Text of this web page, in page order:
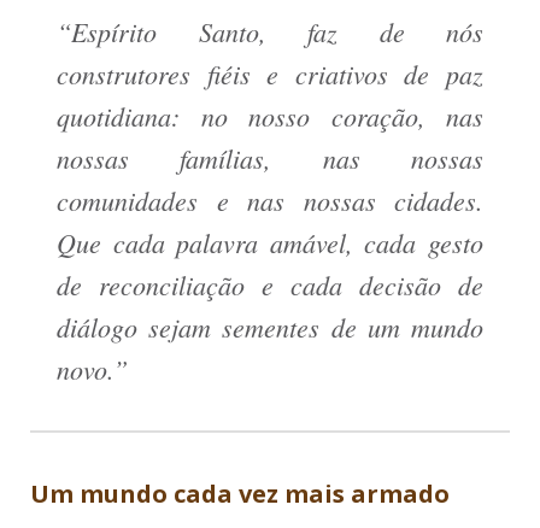
“Espírito Santo, faz de nós
construtores fiéis e criativos de paz
quotidiana: no nosso coração, nas
nossas famílias, nas nossas
comunidades e nas nossas cidades.
Que cada palavra amável, cada gesto
de reconciliação e cada decisão de
diálogo sejam sementes de um mundo
novo.”
Um mundo cada vez mais armado